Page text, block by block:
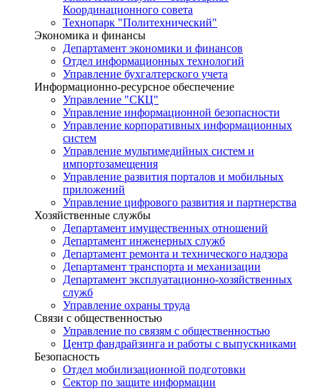
Координационного совета
Технопарк "Политехнический"
Экономика и финансы
Департамент экономики и финансов
Отдел информационных технологий
Управление бухгалтерского учета
Информационно-ресурсное обеспечение
Управление "СКЦ"
Управление информационной безопасности
Управление корпоративных информационных
систем
Управление мультимедийных систем и
импортозамещения
Управление развития порталов и мобильных
приложений
Управление цифрового развития и партнерства
Хозяйственные службы
Департамент имущественных отношений
Департамент инженерных служб
Департамент ремонта и технического надзора
Департамент транспорта и механизации
Департамент эксплуатационно-хозяйственных
служб
Управление охраны труда
Связи с общественностью
Управление по связям с общественностью
Центр фандрайзинга и работы с выпускниками
Безопасность
Отдел мобилизационной подготовки
Сектор по защите информации